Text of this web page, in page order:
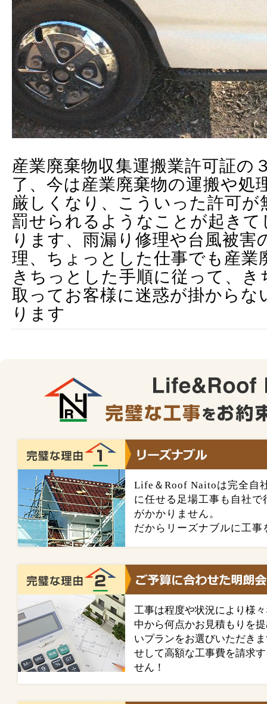
産業廃棄物収集運搬業許可証の
了、今は産業廃棄物の運搬や処
厳しくなり、こういった許可が
罰せられるようなことが起きて
ります、雨漏り修理や台風被害
理、ちょっとした仕事でも産業
きちっとした手順に従って、
取ってお客様に迷惑が掛からな
ります
Life＆Roof Naitoは完全自
に任せる足場工事も自社
がかかりません。
だからリーズナブルに工
工事は程度や状況により様
中から何点かお見積もりを
いプランをお選びいただき
せして高額な工事費を請求
せん！